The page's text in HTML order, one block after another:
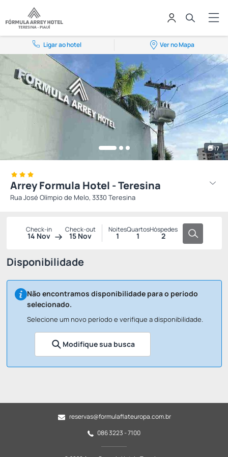
Ligar ao hotel Ver no Mapa
17
Arrey Formula Hotel - Teresina
Rua José Olímpio de Melo, 3330 Teresina
Check-in
14 Nov
Check-out
15 Nov
Noites
1
Quartos
1
Hóspedes
2
Disponibilidade
Não encontramos disponibilidade para o período
selecionado.
Selecione um novo período e verifique a disponibilidade.
Modifique sua busca
reservas@formulaflateuropa.com.br
086 3223 - 7100